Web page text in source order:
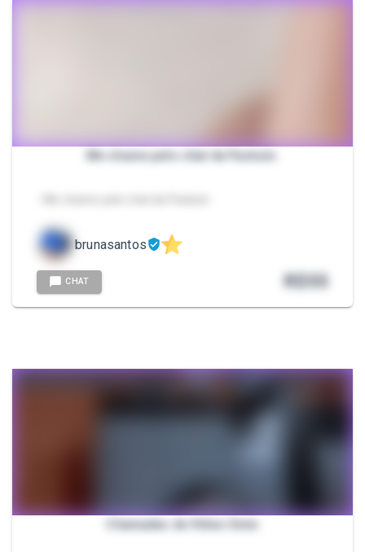
Me chame pelo chat da Packzin.
brunasantos
CHAT R$55
Chamadas de Vídeo 5min